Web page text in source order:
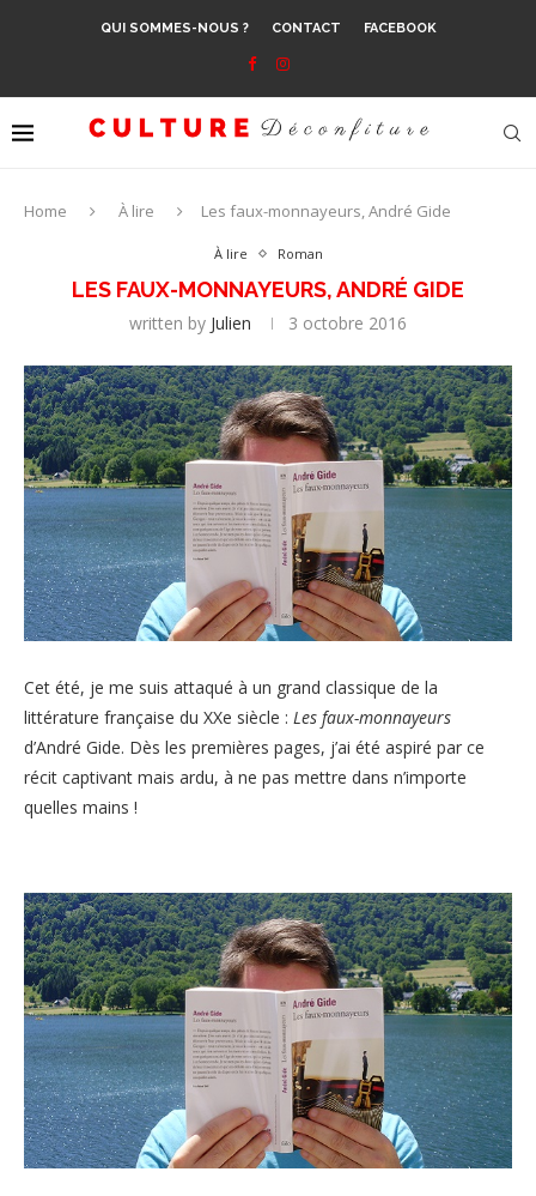
QUI SOMMES-NOUS ? CONTACT FACEBOOK
Home À lire Les faux-monnayeurs, André Gide
À lire Roman
LES FAUX-MONNAYEURS, ANDRÉ GIDE
written by Julien 3 octobre 2016
Cet été, je me suis attaqué à un grand classique de la
littérature française du XXe siècle : Les faux-monnayeurs
d’André Gide. Dès les premières pages, j’ai été aspiré par ce
récit captivant mais ardu, à ne pas mettre dans n’importe
quelles mains !